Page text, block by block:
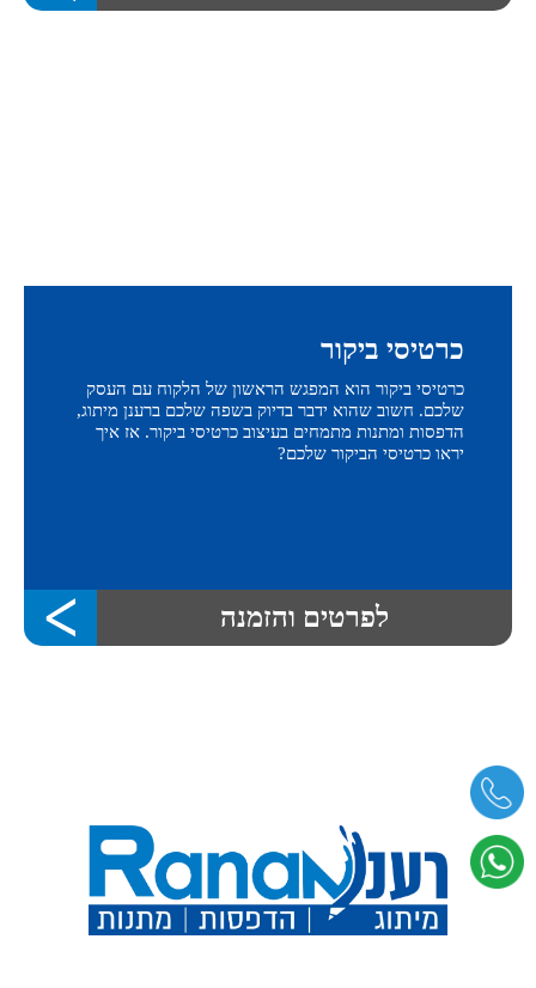
כרטיסי ביקור
כרטיסי ביקור הוא המפגש הראשון של הלקוח עם העסק
שלכם. חשוב שהוא ידבר בדיוק בשפה שלכם ברענן מיתוג,
הדפסות ומתנות מתמחים בעיצוב כרטיסי ביקור. אז איך
יראו כרטיסי הביקור שלכם?
לפרטים והזמנה